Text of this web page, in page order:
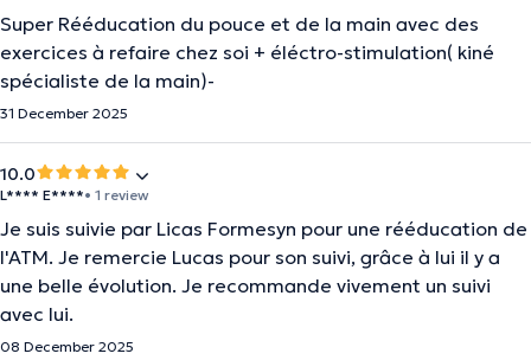
Super Rééducation du pouce et de la main avec des
exercices à refaire chez soi + éléctro-stimulation( kiné
spécialiste de la main)-
31 December 2025
10.0
L**** E****• 1 review
Je suis suivie par Licas Formesyn pour une rééducation de
l'ATM. Je remercie Lucas pour son suivi, grâce à lui il y a
une belle évolution. Je recommande vivement un suivi
avec lui.
08 December 2025